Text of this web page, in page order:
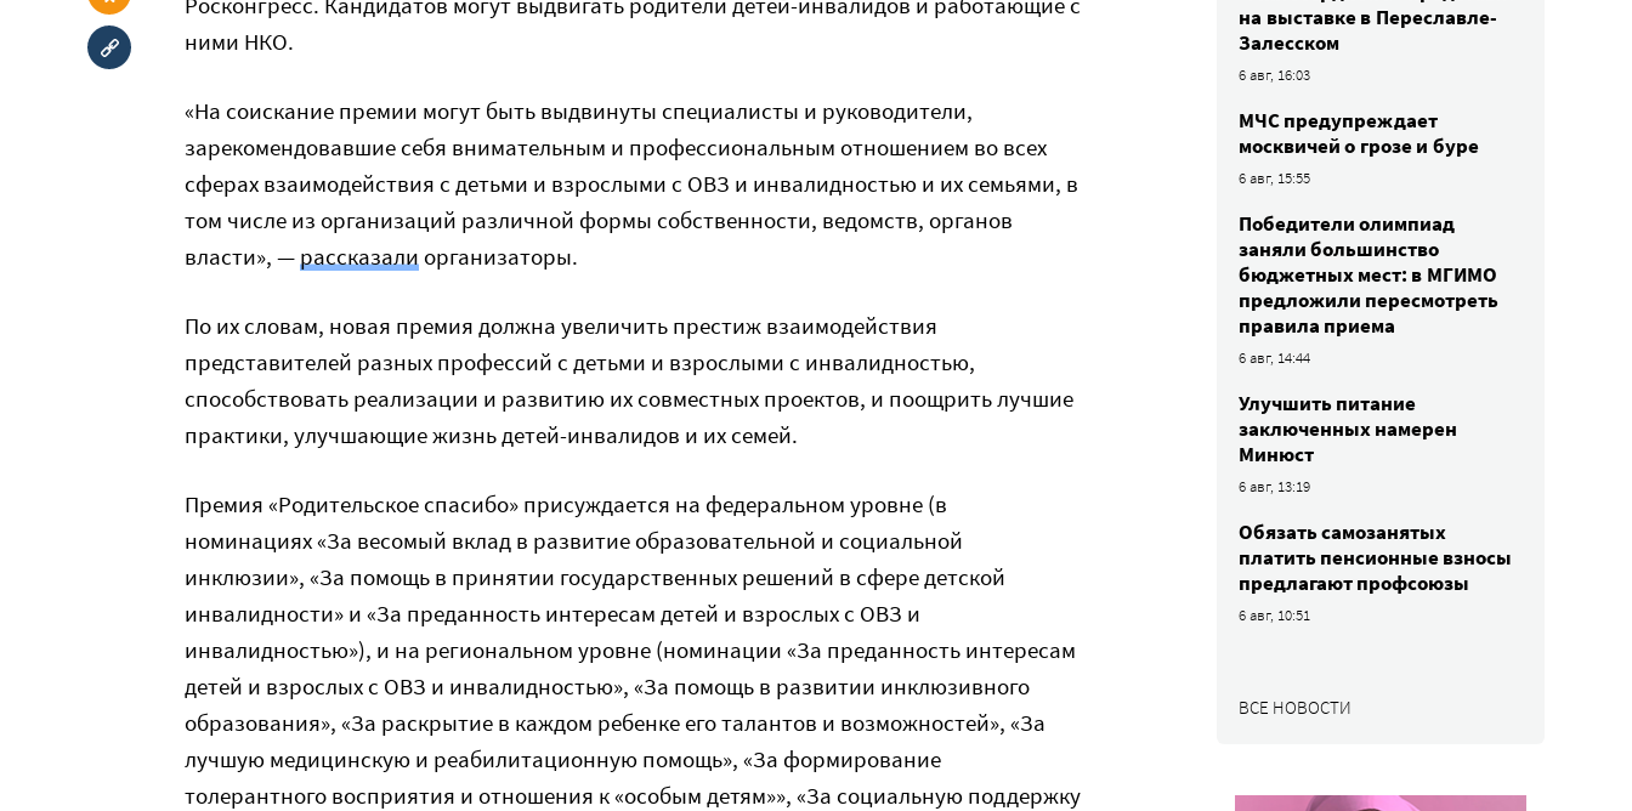
ними НКО.
«На соискание премии могут быть выдвинуты специалисты и руководители,
зарекомендовавшие себя внимательным и профессиональным отношением во всех
сферах взаимодействия с детьми и взрослыми с ОВЗ и инвалидностью и их семьями, в
том числе из организаций различной формы собственности, ведомств, органов
власти», —рассказалиорганизаторы.
По их словам, новая премия должна увеличить престиж взаимодействия
представителей разных профессий с детьми и взрослыми с инвалидностью,
способствовать реализации и развитию их совместных проектов, и поощрить лучшие
практики, улучшающие жизнь детей-инвалидов и их семей.
Премия «Родительское спасибо» присуждается на федеральном уровне (в
номинациях «За весомый вклад в развитие образовательной и социальной
инклюзии», «За помощь в принятии государственных решений в сфере детской
инвалидности» и «За преданность интересам детей и взрослых с ОВЗ и
инвалидностью»), и на региональном уровне (номинации «За преданность интересам
детей и взрослых с ОВЗ и инвалидностью», «За помощь в развитии инклюзивного
образования», «За раскрытие в каждом ребенке его талантов и возможностей», «За
лучшую медицинскую и реабилитационную помощь», «За формирование
толерантного восприятия и отношения к «особым детям»», «За социальную поддержку
на выставке в Переславле-
Залесском
6 авг, 16:03
МЧС предупреждает
москвичей о грозе и буре
6 авг, 15:55
Победители олимпиад
заняли большинство
бюджетных мест: в МГИМО
предложили пересмотреть
правила приема
6 авг, 14:44
Улучшить питание
заключенных намерен
Минюст
6 авг, 13:19
Обязать самозанятых
платить пенсионные взносы
предлагают профсоюзы
6 авг, 10:51
ВСЕ НОВОСТИ